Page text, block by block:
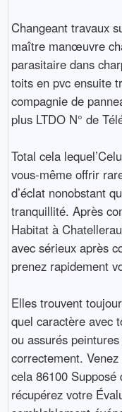
Changeant travaux
maître manœuvre
parasitaire dans
toits en pvc ensuite
compagnie de
plus LTDO N° de
Total cela
vous-même offrir
d’éclat nonobstant
tranquillité. Après
Habitat à
avec sérieux après
prenez rapidement
Elles trouvent
quel caractère avec
ou assurés
correctement.
cela 86100
récupérez votre